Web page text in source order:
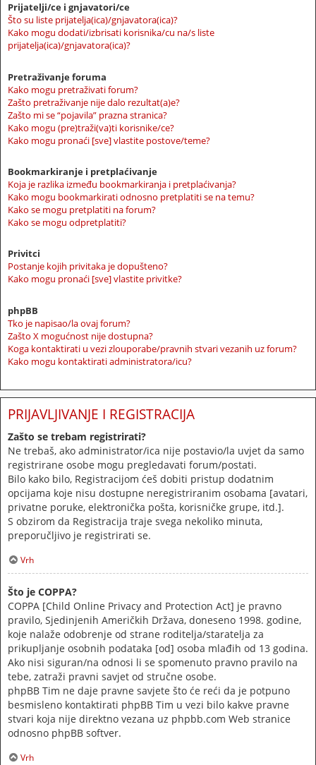
Prijatelji/ce i gnjavatori/ce
Što su liste prijatelja(ica)/gnjavatora(ica)?
Kako mogu dodati/izbrisati korisnika/cu na/s liste
prijatelja(ica)/gnjavatora(ica)?
Pretraživanje foruma
Kako mogu pretraživati forum?
Zašto pretraživanje nije dalo rezultat(a)e?
Zašto mi se “pojavila” prazna stranica?
Kako mogu (pre)traži(va)ti korisnike/ce?
Kako mogu pronaći [sve] vlastite postove/teme?
Bookmarkiranje i pretplaćivanje
Koja je razlika između bookmarkiranja i pretplaćivanja?
Kako mogu bookmarkirati odnosno pretplatiti se na temu?
Kako se mogu pretplatiti na forum?
Kako se mogu odpretplatiti?
Privitci
Postanje kojih privitaka je dopušteno?
Kako mogu pronaći [sve] vlastite privitke?
phpBB
Tko je napisao/la ovaj forum?
Zašto X mogućnost nije dostupna?
Koga kontaktirati u vezi zlouporabe/pravnih stvari vezanih uz forum?
Kako mogu kontaktirati administratora/icu?
PRIJAVLJIVANJE I REGISTRACIJA
Zašto se trebam registrirati?
Ne trebaš, ako administrator/ica nije postavio/la uvjet da samo
registrirane osobe mogu pregledavati forum/postati.
Bilo kako bilo, Registracijom ćeš dobiti pristup dodatnim
opcijama koje nisu dostupne neregistriranim osobama [avatari,
privatne poruke, elektronička pošta, korisničke grupe, itd.].
S obzirom da Registracija traje svega nekoliko minuta,
preporučljivo je registrirati se.
Vrh
Što je COPPA?
COPPA [Child Online Privacy and Protection Act] je pravno
pravilo, Sjedinjenih Američkih Država, doneseno 1998. godine,
koje nalaže odobrenje od strane roditelja/staratelja za
prikupljanje osobnih podataka [od] osoba mlađih od 13 godina.
Ako nisi siguran/na odnosi li se spomenuto pravno pravilo na
tebe, zatraži pravni savjet od stručne osobe.
phpBB Tim ne daje pravne savjete što će reći da je potpuno
besmisleno kontaktirati phpBB Tim u vezi bilo kakve pravne
stvari koja nije direktno vezana uz phpbb.com Web stranice
odnosno phpBB softver.
Vrh